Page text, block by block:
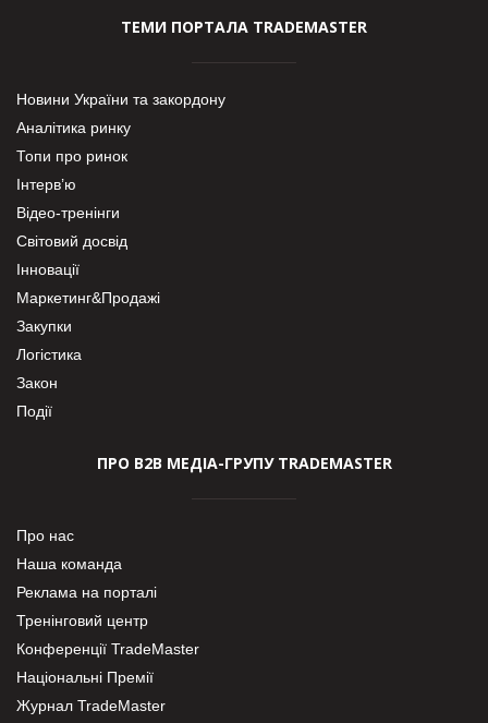
ТЕМИ ПОРТАЛА TRADEMASTER
Новини України та закордону
Аналітика ринку
Топи про ринок
Інтерв’ю
Відео-тренінги
Світовий досвід
Інновації
Маркетинг&Продажі
Закупки
Логістика
Закон
Події
ПРО В2В МЕДІА-ГРУПУ TRADEMASTER
Про нас
Наша команда
Реклама на порталі
Тренінговий центр
Конференції TradeMaster
Національні Премії
Журнал TradeMaster